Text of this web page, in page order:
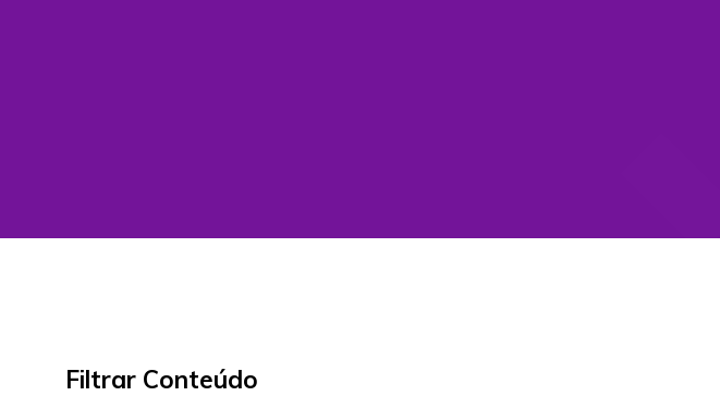
Filtrar Conteúdo